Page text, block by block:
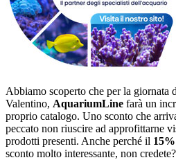
Abbiamo scoperto che per la giornata
Valentino, AquariumLine farà un
proprio catalogo. Uno sconto che
peccato non riuscire ad approfittarne
prodotti presenti. Anche perché il 15%
sconto molto interessante, non credete?